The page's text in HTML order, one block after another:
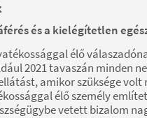
és a kielégítetlen
élő
2021 tavaszán minden
amikor szüksége
élő személy
vetett bizalom